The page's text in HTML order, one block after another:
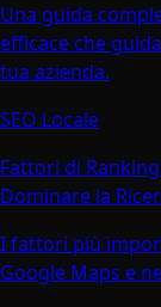
Una guida
efficace che
tua azienda.
SEO Locale
Fattori di
Dominare la
I fattori più
Google Maps e